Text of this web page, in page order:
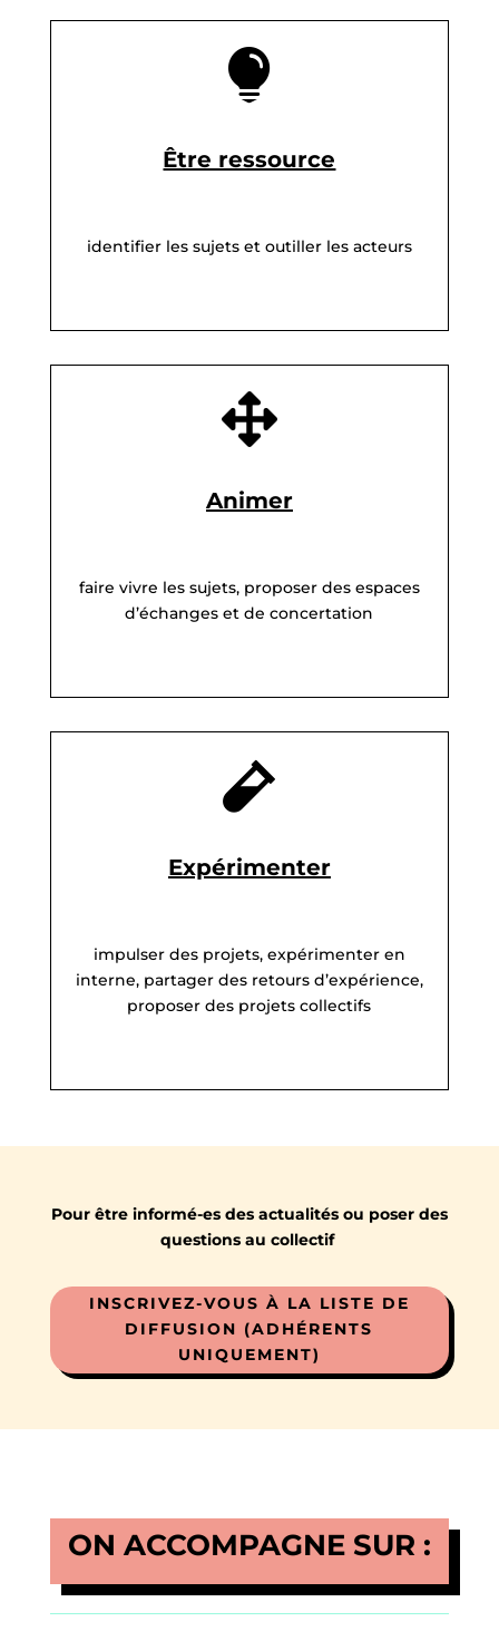

Être ressource
identifier les sujets et outiller les acteurs

Animer
faire vivre les sujets, proposer des espaces
d’échanges et de concertation

Expérimenter
impulser des projets, expérimenter en
interne, partager des retours d’expérience,
proposer des projets collectifs
Pour être informé-es des actualités ou poser des
questions au collectif
INSCRIVEZ-VOUS À LA LISTE DE
DIFFUSION (ADHÉRENTS
UNIQUEMENT)
ON ACCOMPAGNE SUR :